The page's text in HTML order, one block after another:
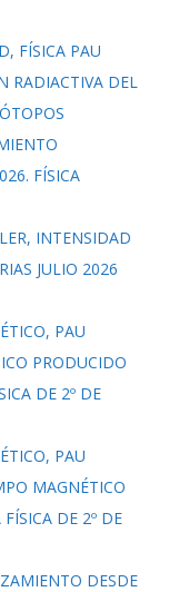
FÍSICA PAU
RADIACTIVA DEL
FÍSICA
INTENSIDAD
JULIO 2026
PAU
PRODUCIDO
DE 2º DE
PAU
MAGNÉTICO
DE 2º DE
DESDE